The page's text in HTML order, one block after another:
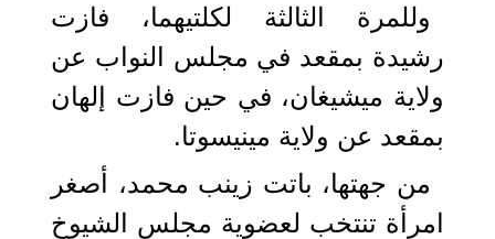
وللمرة الثالثة لكلتيهما، فازت
رشيدة بمقعد في مجلس النواب عن
ولاية ميشيغان، في حين فازت إلهان
بمقعد عن ولاية مينيسوتا.
من جهتها، باتت زينب محمد، أصغر
امرأة تنتخب لعضوية مجلس الشيوخ